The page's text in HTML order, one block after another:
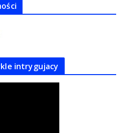
intrygujacy